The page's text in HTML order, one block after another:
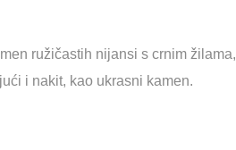
ružičastih nijansi s crnim žilama,
i nakit, kao ukrasni kamen.